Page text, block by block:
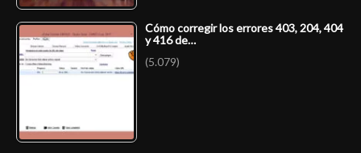
Cómo corregir los errores 403, 204, 404
y 416 de…
(5.079)